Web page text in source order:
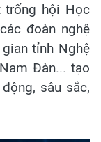
trống hội Học
đoàn nghệ
tỉnh Nghệ
Đàn... tạo
sâu sắc,